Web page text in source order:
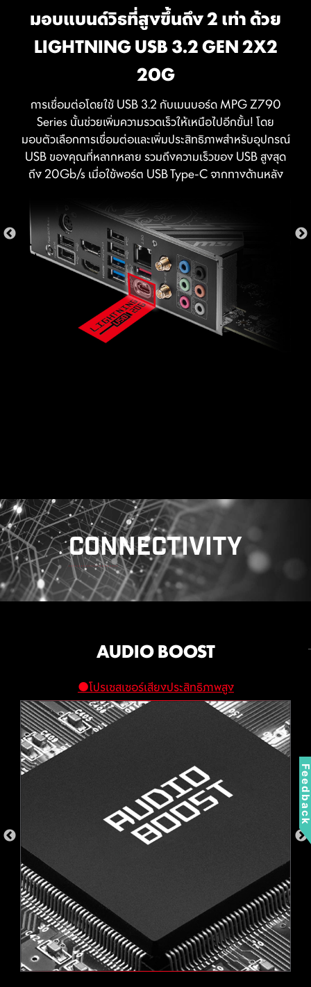
มอบแบนด์วิธที่สูงขึ้นถึง 2 เท่า ด้วย
LIGHTNING USB 3.2 GEN 2X2
20G
การเชื่อมต่อโดยใช้ USB 3.2 กับเมนบอร์ด MPG Z790
Series นั้นช่วยเพิ่มความรวดเร็วให้เหนือไปอีกขั้น! โดย
มอบตัวเลือกการเชื่อมต่อและเพิ่มประสิทธิภาพสำหรับอุปกรณ์
USB ของคุณที่หลากหลาย รวมถึงความเร็วของ USB สูงสุด
ถึง 20Gb/s เมื่อใช้พอร์ต USB Type-C จากทางด้านหลัง
คลิก!
EXCLUSIVE UI ของ AIDA64
EXTREME
เมนบอร์ด MSI มาพร้อมกับสิทธิ์ทดลองใช้ AIDA64
Extreme - MSI edition ฟรี 60 วัน AIDA64 Extreme เป็น
และการทดสอบประสิทธิภาพ คุณสามารถใช้ซอฟต์แวร์นี้เพื่อดู
ข้อมูลฮาร์ดแวร์และซอฟต์แวร์โดยละเอียดบนคอมพิวเตอร์
ของคุณ และบันทึกข้อมูลลงในไฟล์รูปแบบต่างๆ เช่น CSV
และ HTML
ของคุณกับ NORTON 360
DELUXE!
เมนบอร์ด MSI มอบสิทธิพิเศษให้คุณทดลองใช้ Norton
360 Deluxe ฟรี 60 วัน โซลูชันความปลอดภัยครบครัน
ปกป้องอุปกรณ์ของคุณจากอันตรายทุกรูปแบบ พร้อมฟีเจอร์
รักษาความเป็นส่วนตัวออนไลน์ เช่น Secure VPN และ Dark
สำรองข้อมูล PC ขึ้นสู่ Cloud สูงสุด 50 GB
ระบบป้องกันภัยคุกคามแบบ Real-time และ
Smart Firewall
ตัวจัดการรหัสผ่าน
PC SafeCam
CONNECTIVITY
AUDIO BOOST
โปรเซสเซอร์เสียงประสิทธิภาพสูง
ปรับแต่งแสงไฟ RGB ของคุณให้โด่ด
เด่นและเป็นเอกลักษณ์เฉพาะตัว
ให้คุณสามารถปรับแต่งเอฟเฟกต์และสีสันของไฟ RGB ของคุณ
ได้อย่างดายด้วย MSI Mystic Light ที่มีสีให้เลือกถึง 16.8 ล้านสี
และรูปแบบเอฟเฟกต์ที่มีให้เลือกหลากหลายรูปแบบ
ขยายประสบการณ์ RGB ของคุณได้
เครือข่ายแบนด์วิธสูงและความหน่วง
ต่ำ
โซลูชันเครือข่ายระดับพรีเมียมของ MSI มอบความเร็วในการ
ถ่ายโอนข้อมูลที่เหลือเชื่อสำหรับผู้ใช้งานที่ต้องการ